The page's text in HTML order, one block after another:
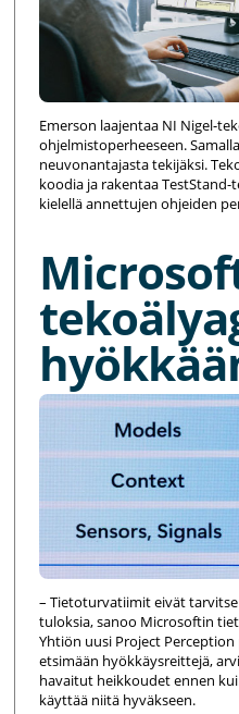
Emerson laajentaa NI Nigel-
ohjelmistoperheeseen.
neuvonantajasta tekijäksi.
koodia ja rakentaa
kielellä annettujen ohjeiden
– Tietoturvatiimit eivät
tuloksia, sanoo Microsoftin
Yhtiön uusi Project
etsimään hyökkäysreittejä,
havaitut heikkoudet ennen
käyttää niitä hyväkseen.